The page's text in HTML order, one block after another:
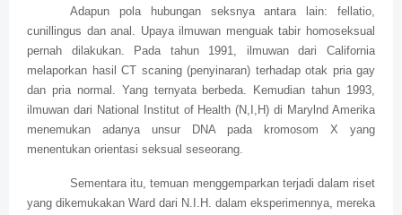
Adapun pola hubungan seksnya antara lain: fellatio,
cunillingus dan anal. Upaya ilmuwan menguak tabir homoseksual
pernah dilakukan. Pada tahun 1991, ilmuwan dari California
melaporkan hasil CT scaning (penyinaran) terhadap otak pria gay
dan pria normal. Yang ternyata berbeda. Kemudian tahun 1993,
ilmuwan dari National Institut of Health (N,I,H) di Marylnd Amerika
menemukan adanya unsur DNA pada kromosom X yang
menentukan orientasi seksual seseorang.
Sementara itu, temuan menggemparkan terjadi dalam riset
yang dikemukakan Ward dari N.I.H. dalam eksperimennya, mereka